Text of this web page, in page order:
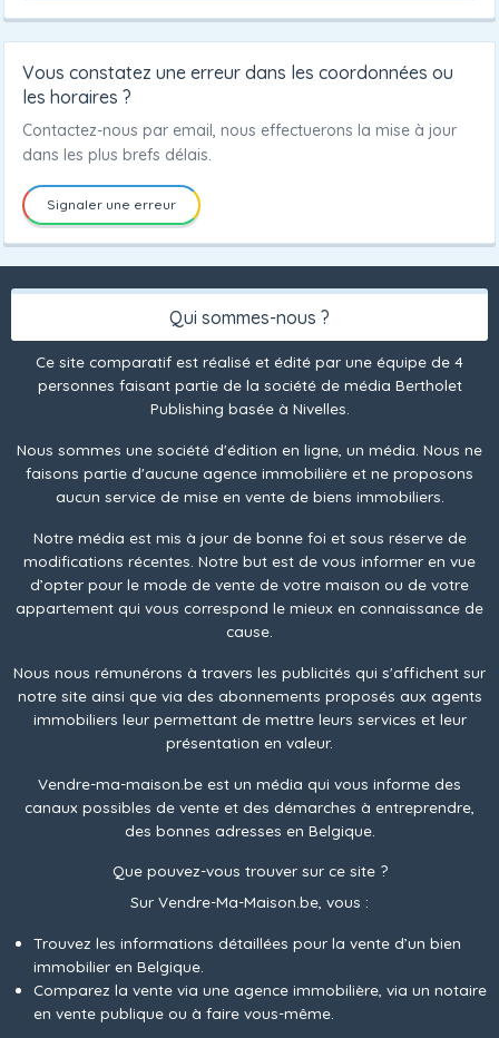
Vous constatez une erreur dans les coordonnées ou
les horaires ?
Contactez-nous par email, nous effectuerons la mise à jour
dans les plus brefs délais.
Signaler une erreur
Qui sommes-nous ?
Ce site comparatif est réalisé et édité par une équipe de 4
personnes faisant partie de la société de média Bertholet
Publishing basée à Nivelles.
Nous sommes une société d'édition en ligne, un média. Nous ne
faisons partie d'aucune agence immobilière et ne proposons
aucun service de mise en vente de biens immobiliers.
Notre média est mis à jour de bonne foi et sous réserve de
modifications récentes. Notre but est de vous informer en vue
d’opter pour le mode de vente de votre maison ou de votre
appartement qui vous correspond le mieux en connaissance de
cause.
Nous nous rémunérons à travers les publicités qui s'affichent sur
notre site ainsi que via des abonnements proposés aux agents
immobiliers leur permettant de mettre leurs services et leur
présentation en valeur.
Vendre-ma-maison.be est un média qui vous informe des
canaux possibles de vente et des démarches à entreprendre,
des bonnes adresses en Belgique.
Que pouvez-vous trouver sur ce site ?
Sur Vendre-Ma-Maison.be, vous :
Trouvez les informations détaillées pour la vente d’un bien
immobilier en Belgique.
Comparez la vente via une agence immobilière, via un notaire
en vente publique ou à faire vous-même.